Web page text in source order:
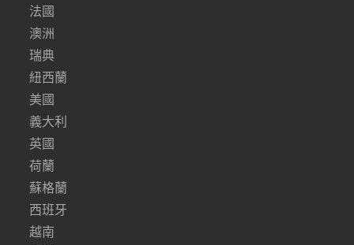
法國
澳洲
瑞典
紐西蘭
美國
義大利
英國
荷蘭
蘇格蘭
西班牙
越南